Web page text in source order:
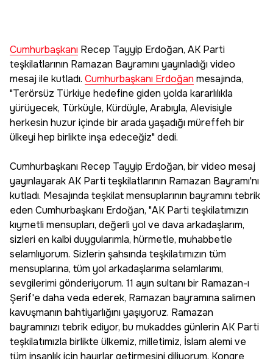
Cumhurbaşkanı Recep Tayyip Erdoğan, AK Parti
teşkilatlarının Ramazan Bayramını yayınladığı video
mesaj ile kutladı. Cumhurbaşkanı Erdoğan mesajında,
"Terörsüz Türkiye hedefine giden yolda kararlılıkla
yürüyecek, Türküyle, Kürdüyle, Arabıyla, Alevisiyle
herkesin huzur içinde bir arada yaşadığı müreffeh bir
ülkeyi hep birlikte inşa edeceğiz" dedi.
Cumhurbaşkanı Recep Tayyip Erdoğan, bir video mesaj
yayınlayarak AK Parti teşkilatlarının Ramazan Bayramı'nı
kutladı. Mesajında teşkilat mensuplarının bayramını tebrik
eden Cumhurbaşkanı Erdoğan, "AK Parti teşkilatımızın
kıymetli mensupları, değerli yol ve dava arkadaşlarım,
sizleri en kalbi duygularımla, hürmetle, muhabbetle
selamlıyorum. Sizlerin şahsında teşkilatımızın tüm
mensuplarına, tüm yol arkadaşlarıma selamlarımı,
sevgilerimi gönderiyorum. 11 ayın sultanı bir Ramazan-ı
Şerif'e daha veda ederek, Ramazan bayramına salimen
kavuşmanın bahtiyarlığını yaşıyoruz. Ramazan
bayramınızı tebrik ediyor, bu mukaddes günlerin AK Parti
teşkilatımızla birlikte ülkemiz, milletimiz, İslam alemi ve
tüm insanlık için hayırlar getirmesini diliyorum. Kongre